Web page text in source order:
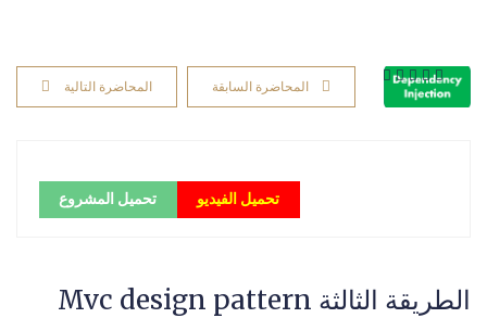
المحاضرة السابقة المحاضرة التالية
تحميل المشروع تحميل الفيديو
الطريقة الثالثة Mvc design pattern